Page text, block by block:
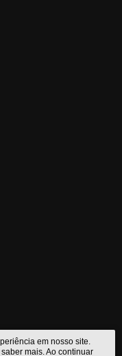
em nosso site.
mais. Ao continuar